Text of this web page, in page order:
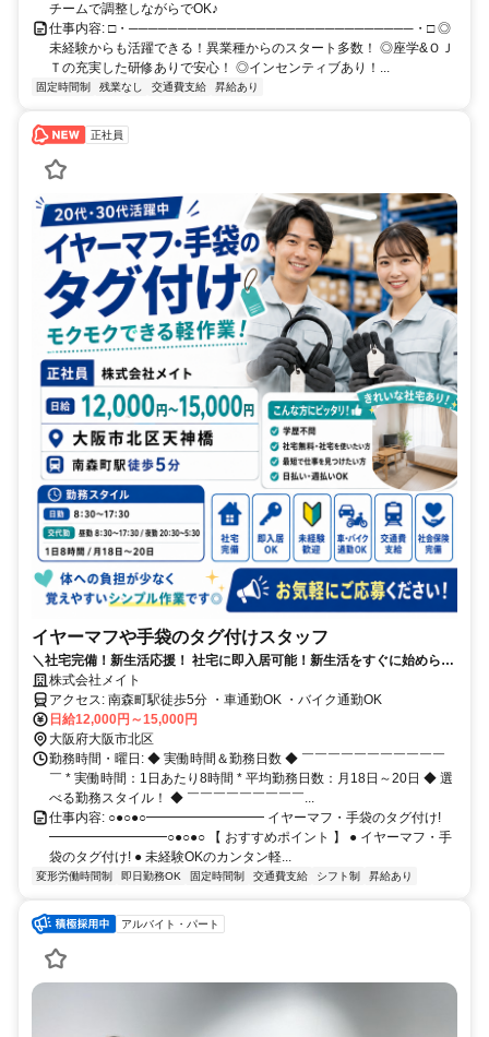
チームで調整しながらでOK♪
仕事内容: □・─────────────────────────────・□ ◎
未経験からも活躍できる！異業種からのスタート多数！ ◎座学&ＯＪ
Ｔの充実した研修ありで安心！ ◎インセンティブあり！...
固定時間制 残業なし 交通費支給 昇給あり
正社員
イヤーマフや手袋のタグ付けスタッフ
＼社宅完備！新生活応援！ 社宅に即入居可能！新生活をすぐに始められ
ます◎
株式会社メイト
アクセス: 南森町駅徒歩5分 ・車通勤OK ・バイク通勤OK
日給12,000円～15,000円
大阪府大阪市北区
勤務時間・曜日: ◆ 実働時間＆勤務日数 ◆ ￣￣￣￣￣￣￣￣￣￣￣
￣ * 実働時間：1日あたり8時間 * 平均勤務日数：月18日～20日 ◆ 選
べる勤務スタイル！ ◆ ￣￣￣￣￣￣￣￣￣...
仕事内容: ○●○●○━━━━━━━━━ イヤーマフ・手袋のタグ付け!
━━━━━━━━━○●○●○ 【 おすすめポイント 】 ● イヤーマフ・手
袋のタグ付け! ● 未経験OKのカンタン軽...
変形労働時間制 即日勤務OK 固定時間制 交通費支給 シフト制 昇給あり
アルバイト・パート